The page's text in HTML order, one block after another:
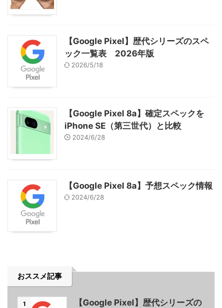
【Google Pixel】歴代シリーズのスペ
ック一覧表 2026年版
2026/5/18
【Google Pixel 8a】確定スペックを
iPhone SE（第三世代）と比較
2024/6/28
【Google Pixel 8a】予想スペック情報
2024/6/28
おススメ記事
1
【Google Pixel】歴代シリーズの